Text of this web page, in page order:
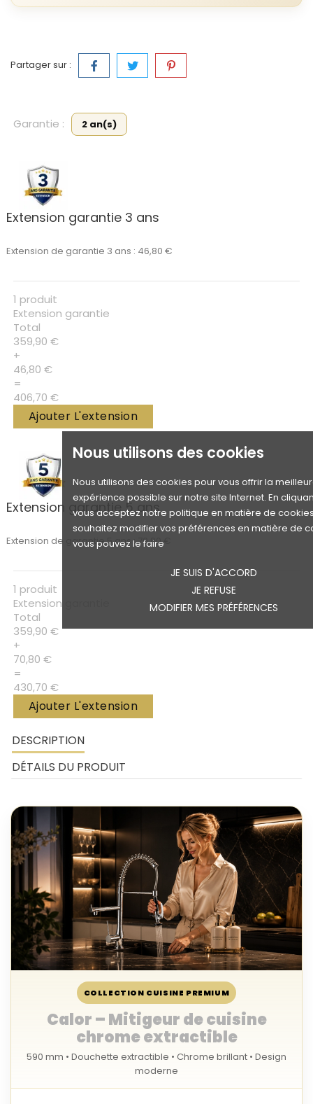
Nous utilisons des cookies
Nous utilisons des cookies pour vous offrir la
expérience possible sur notre site Internet. En
vous acceptez notre politique en matière de
souhaitez modifier vos préférences en matière de
vous pouvez le faire
JE SUIS D'ACCORD
JE REFUSE
MODIFIER MES PRÉFÉRENCES
Partager sur :
Garantie : 2 an(s)
Extension garantie 3 ans
Extension de garantie 3 ans : 46,80 €
1 produit
Extension garantie
Total
359,90 €
+
46,80 €
=
406,70 €
Ajouter L'extension
Extension garantie 5 ans
Extension de garantie 5 ans : 70,80 €
1 produit
Extension garantie
Total
359,90 €
+
70,80 €
=
430,70 €
Ajouter L'extension
DESCRIPTION
DÉTAILS DU PRODUIT
COLLECTION CUISINE PREMIUM
Calor – Mitigeur de cuisine
chrome extractible
590 mm • Douchette extractible • Chrome brillant • Design
moderne